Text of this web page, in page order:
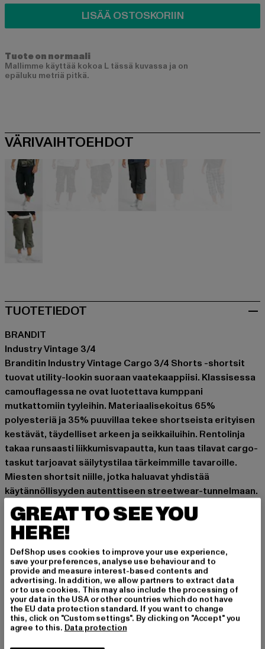
LISÄÄ OSTOSKORIIN
Tuote on normaali
Mallimme käyttää kokoa L tässä kuvassa ja on
epäluku metriä pitkä.
VÄRIVAIHTOEHDOT
schwarz
TUOTETIEDOT
BRANDIT
Industry Vintage 3/4
Branditin Industry Vintage Cargo 3/4 Shorts -shortsit
tuovat utility-lookin suoraan vaatekaappiisi. Klassisessa
camouflagessa ne ovat luotettava kumppani
mutkattomiin tyyleihin. Materiaalisekoitus 65%
polyesteriä ja 35% puuvillaa tekee shortseista erityisen
kestävät, täydelliset arkeen ja seikkailuihin. Rentolinja
takaa runsaasti liikkumisvapautta, kun taas tilavat cargo-
taskut tarjoavat säilytystilaa tärkeimmille tavaroille.
Miesten shortsit niille, jotka haluavat yhdistää
käytännöllisyyden autenttiseen streetwear-tunnelmaan.
Brandit tyylikkäät 3/4-shortsit 5-taskussa
Kiinnitys: piilotettu vetoketju
sivutaskut
Back pockets with snap closure
viileä painatus vasemman jalan taskuun
Laajeneminen taittuu polven alueella
lukittavat jalkataskut tyypilliselle rahtikuvalle
Kiristysnauha vyötärönauhassa ja jalka helmassa
säätääksesi istuvuutta
GREAT TO SEE YOU
HERE!
DefShop uses cookies to improve your use experience,
save your preferences, analyse use behaviour and to
provide and measure interest-based contents and
advertising. In addition, we allow partners to extract data
or to use cookies. This may also include the processing of
your data in the USA or other countries which do not have
the EU data protection standard. If you want to change
this, click on "Custom settings". By clicking on "Accept" you
agree to this. Data protection